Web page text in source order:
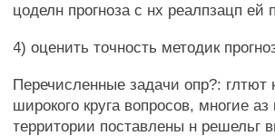
цоделн прогноза с нх реалпзацп
4) оценить точность методик
Перечисленные задачи опр?:
широкого круга вопросов, многие
территории поставлены н решельг